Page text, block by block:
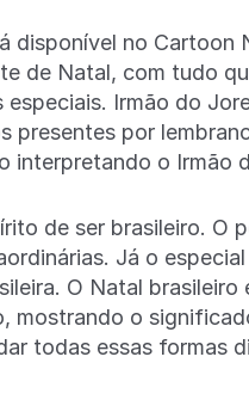
disponível no Cartoon
de Natal, com tudo
Irmão do
presentes por
interpretando o Irmão
de ser brasileiro. O
Já o
O Natal
mostrando o
todas essas formas